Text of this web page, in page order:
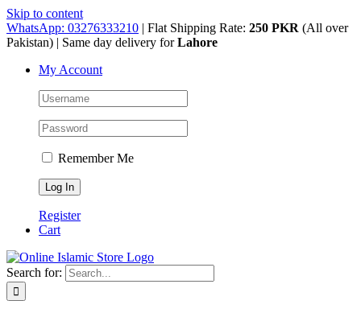
Skip to content
WhatsApp: 03276333210 | Flat Shipping Rate: 250 PKR (All over
Pakistan) | Same day delivery forLahore
My Account
Remember Me
Register
Cart
Search for: